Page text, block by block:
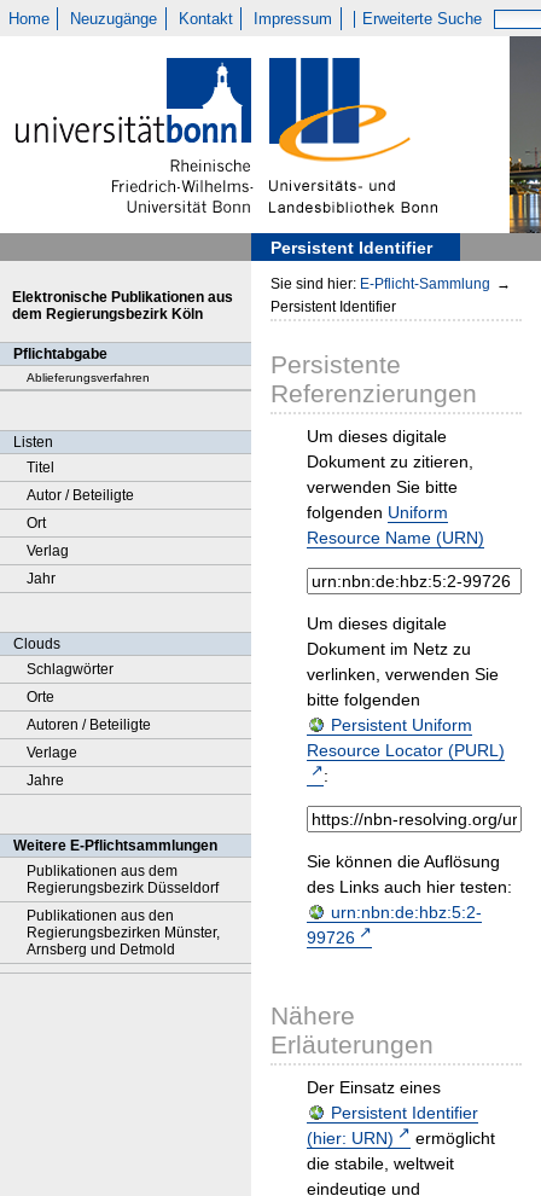
Home Neuzugänge Kontakt Impressum Erweiterte Suche
Persistent Identifier
Elektronische Publikationen aus
dem Regierungsbezirk Köln
Pflichtabgabe
Ablieferungsverfahren
Listen
Titel
Autor / Beteiligte
Ort
Verlag
Jahr
Clouds
Schlagwörter
Orte
Autoren / Beteiligte
Verlage
Jahre
Weitere E-Pflichtsammlungen
Publikationen aus dem
Regierungsbezirk Düsseldorf
Publikationen aus den
Regierungsbezirken Münster,
Arnsberg und Detmold
Sie sind hier: E-Pflicht-Sammlung →
Persistent Identifier
Persistente
Referenzierungen
Um dieses digitale
Dokument zu zitieren,
verwenden Sie bitte
folgenden Uniform
Resource Name (URN)
Um dieses digitale
Dokument im Netz zu
verlinken, verwenden Sie
bitte folgenden
Persistent Uniform
Resource Locator (PURL)
:
Sie können die Auflösung
des Links auch hier testen:
urn:nbn:de:hbz:5:2-
99726
Nähere
Erläuterungen
Der Einsatz eines
Persistent Identifier
(hier: URN)
ermöglicht
die stabile, weltweit
eindeutige und